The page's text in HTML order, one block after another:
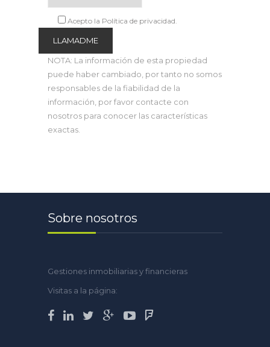
Acepto la Política de privacidad.
NOTA: La información de esta propiedad
puede haber cambiado, por tanto no somos
responsables de la fiabilidad de la
información, por favor contacte con
nosotros para conocer las características
exactas.
Sobre nosotros
Gestiones inmobiliarias y financieras
Visitas a la página: